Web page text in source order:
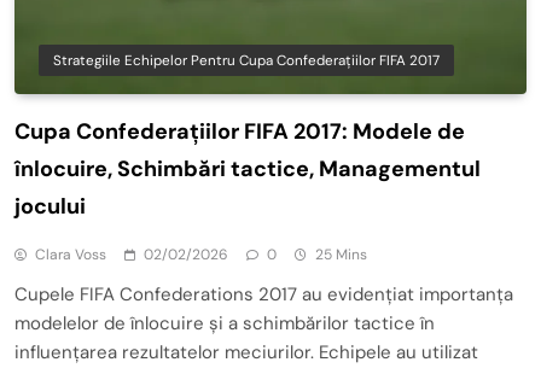
Strategiile Echipelor Pentru Cupa Confederațiilor FIFA 2017
Cupa Confederațiilor FIFA 2017: Modele de
înlocuire, Schimbări tactice, Managementul
jocului
Clara Voss 02/02/2026 0 25 Mins
Cupele FIFA Confederations 2017 au evidențiat importanța
modelelor de înlocuire și a schimbărilor tactice în
influențarea rezultatelor meciurilor. Echipele au utilizat